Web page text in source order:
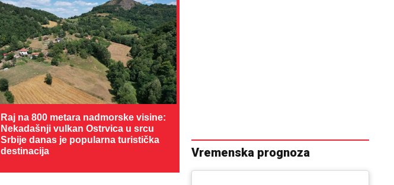
Raj na 800 metara nadmorske visine:
Nekadašnji vulkan Ostrvica u srcu
Srbije danas je popularna turistička
destinacija
Vremenska prognoza